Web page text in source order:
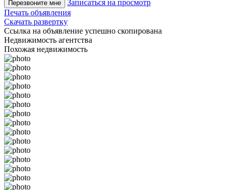
Перезвоните мне
Записаться на просмотр
Печать объявления
Скачать развертку
Ссылка на объявление успешно скопирована
Недвижимость агентства
Похожая недвижимость